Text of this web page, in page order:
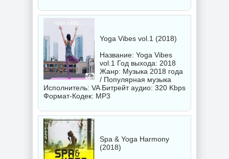
Yoga Vibes vol.1 (2018)
Название: Yoga Vibes
vol.1 Год выхода: 2018
Жанр: Музыка 2018 года
/ Популярная музыка
Исполнитель: VAБитрейт аудио: 320 Kbps
Формат-Кодек: MP3
Spa & Yoga Harmony
(2018)